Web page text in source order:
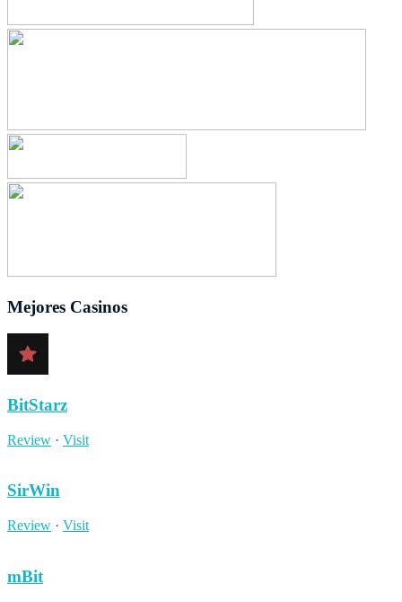
Mejores Casinos
BitStarz
Review · Visit
SirWin
Review · Visit
mBit